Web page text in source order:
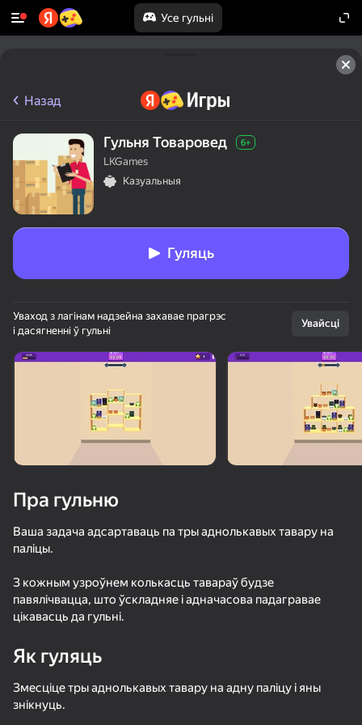
Усе гульні
42
34 38
Назад
Гульня Товаровед 6+
LKGames
Казуальныя
Гуляць
Уваход з лагінам надзейна захавае прагрэс
і дасягненні ў гульні
Увайсці
Пра гульню
Ваша задача адсартаваць па тры аднолькавых тавару на
паліцы.
З кожным узроўнем колькасць тавараў будзе
павялічвацца, што ўскладняе і адначасова падагравае
цікавасць да гульні.
Як гуляць
Змесціце тры аднолькавых тавару на адну паліцу і яны
знікнуць.